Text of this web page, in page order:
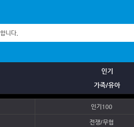
인기
가족/유아
인기100
전쟁/무협